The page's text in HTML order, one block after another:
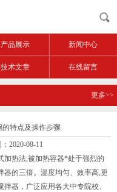
产品展示 新闻中心
技术文章 在线留言
更多>>
的特点及操作步骤
2020-08-11
加热法,被加热容器*处于强烈的
器的三倍。温度均匀、效率高,更
器，广泛应用各大中专院校、